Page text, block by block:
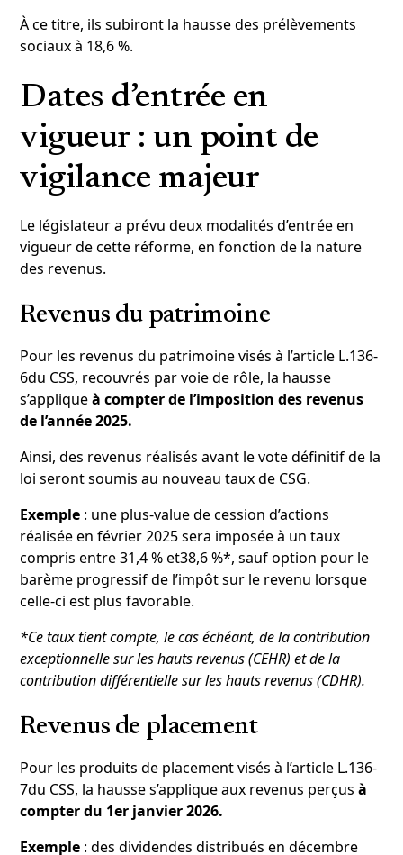
À ce titre, ils subiront la hausse des prélèvements
sociaux à 18,6 %.
Dates d’entrée en
vigueur : un point de
vigilance majeur
Le législateur a prévu deux modalités d’entrée en
vigueur de cette réforme, en fonction de la nature
des revenus.
Revenus du patrimoine
Pour les revenus du patrimoine visés à l’article L.136-
6du CSS, recouvrés par voie de rôle, la hausse
s’appliqueà compter de l’imposition des revenus
de l’année 2025.
Ainsi, des revenus réalisés avant le vote définitif de la
loi seront soumis au nouveau taux de CSG.
Exemple : une plus-value de cession d’actions
réalisée en février 2025 sera imposée à un taux
compris entre 31,4 % et38,6 %*, sauf option pour le
barème progressif de l’impôt sur le revenu lorsque
celle-ci est plus favorable.
*Ce taux tient compte, le cas échéant, de la contribution
exceptionnelle sur les hauts revenus (CEHR) et de la
contribution différentielle sur les hauts revenus (CDHR).
Revenus de placement
Pour les produits de placement visés à l’article L.136-
7du CSS, la hausse s’applique aux revenus perçusà
compter du 1er janvier 2026.
Exemple : des dividendes distribués en décembre